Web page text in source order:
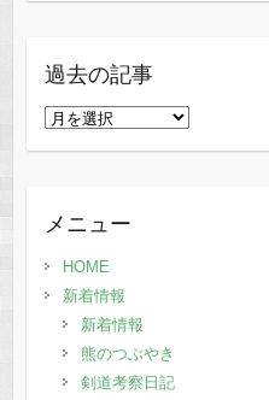
過去の記事
過
事メニュー
HOME
新着情報
新着情報
熊のつぶやき
剣道考察日記